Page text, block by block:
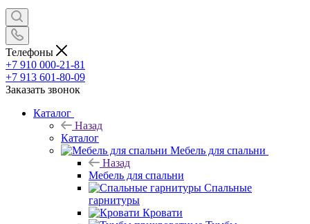
Телефоны
+7 910 000-21-81
+7 913 601-80-09
Заказать звонок
Каталог
Назад
Каталог
Мебель для спальни
Назад
Мебель для спальни
Спальные
гарнитуры
Кровати